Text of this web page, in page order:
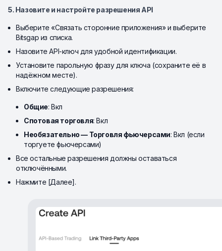
5. Назовите и настройте разрешения API
Выберите «Связать сторонние приложения» и выберите
Bitsgap из списка.
Назовите API-ключ для удобной идентификации.
Установите парольную фразу для ключа (сохраните её в
надёжном месте).
Включите следующие разрешения:
Общие: Вкл
Спотовая торговля: Вкл
Необязательно — Торговля фьючерсами: Вкл (если
торгуете фьючерсами)
Все остальные разрешения должны оставаться
отключёнными.
Нажмите [Далее].